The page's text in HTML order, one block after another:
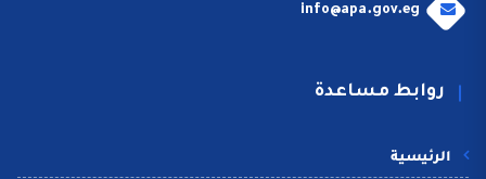
info@apa.gov.eg
روابط مساعدة
الرئيسية